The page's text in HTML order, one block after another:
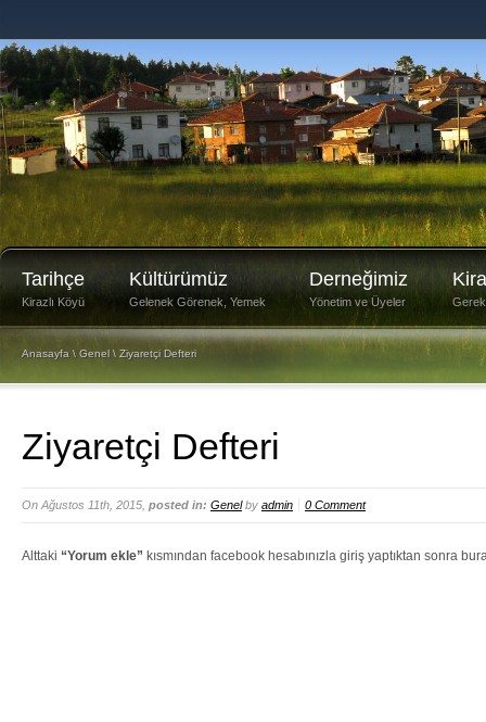
Tarihçe
Kirazlı Köyü
Kültürümüz
Gelenek Görenek, Yemek
Derneğimiz
Yönetim ve Üyeler
Anasayfa \ Genel \ Ziyaretçi Defteri
Ziyaretçi Defteri
On Ağustos 11th, 2015, posted in: Genelby admin 0 Comment
Alttaki “Yorum ekle” kısmından facebook hesabınızla giriş yaptıktan sonra